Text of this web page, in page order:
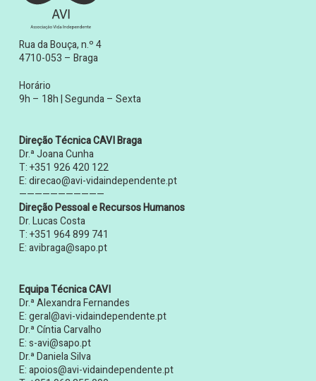
Rua da Bouça, n.º 4
4710-053 – Braga
Horário
9h – 18h | Segunda – Sexta
Direção Técnica CAVI Braga
Dr.ª Joana Cunha
T:+351 926 420 122
E:direcao@avi-vidaindependente.pt
———————————
Direção Pessoal e Recursos Humanos
Dr. Lucas Costa
T:+351 964 899 741
E:avibraga@sapo.pt
Equipa Técnica CAVI
Dr.ª Alexandra Fernandes
E:geral@avi-vidaindependente.pt
Dr.ª Cíntia Carvalho
E:s-avi@sapo.pt
Dr.ª Daniela Silva
E:apoios@avi-vidaindependente.pt